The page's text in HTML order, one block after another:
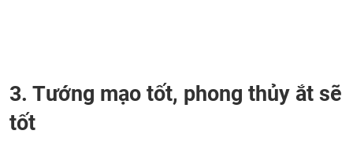
3. Tướng mạo tốt, phong thủy ắt sẽ
tốt